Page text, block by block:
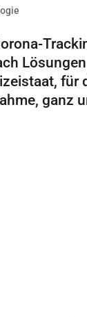
für
ganz